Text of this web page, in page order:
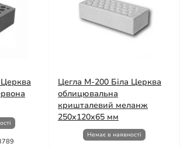
Цегла М-200 Біла Церква
облицювальна
кришталевий меланж
250х120х65 мм
Немає в наявності